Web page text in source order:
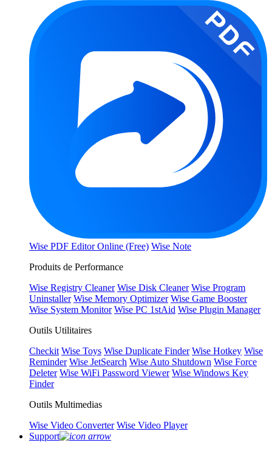
Wise PDF Editor Online (Free) Wise Note
Produits de Performance
Wise Registry Cleaner Wise Disk Cleaner Wise Program
Uninstaller Wise Memory Optimizer Wise Game Booster
Wise System Monitor Wise PC 1stAid Wise Plugin Manager
Outils Utilitaires
Checkit Wise Toys Wise Duplicate Finder Wise Hotkey Wise
Reminder Wise JetSearch Wise Auto Shutdown Wise Force
Deleter Wise WiFi Password Viewer Wise Windows Key
Finder
Outils Multimedias
Wise Video Converter Wise Video Player
Support